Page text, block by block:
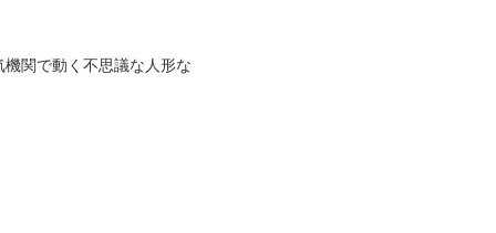
関で動く不思議な人形な